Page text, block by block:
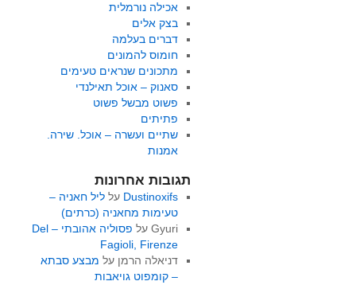
אכילה נורמלית
בצק אלים
דברים בעלמה
חומוס להמונים
מתכונים שנראים טעימים
סאנוק – אוכל תאילנדי
פשוט מבשל פשוט
פתיתים
שתיים ועשרה – אוכל. שירה.
אמנות
תגובות אחרונות
Dustinoxifs על ליל חאניה –
טעימות מחאניה (כרתים)
Gyuriעל
פסוליה אהובתי – Del
Fagioli, Firenze
דניאלה הרמן על מבצע סבתא
– קומפוט גויאבות